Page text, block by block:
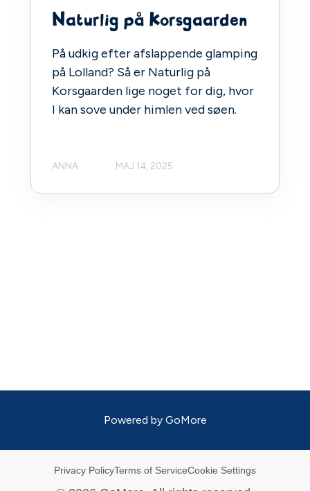
Naturlig på Korsgaarden
På udkig efter afslappende glamping
på Lolland? Så er Naturlig på
Korsgaarden lige noget for dig, hvor
I kan sove under himlen ved søen.
ANNA MAJ 14, 2025
Powered by GoMore
Privacy PolicyTerms of ServiceCookie Settings